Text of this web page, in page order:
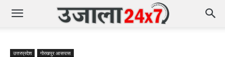
उत्तरप्रदेश गोरखपुर आसपास